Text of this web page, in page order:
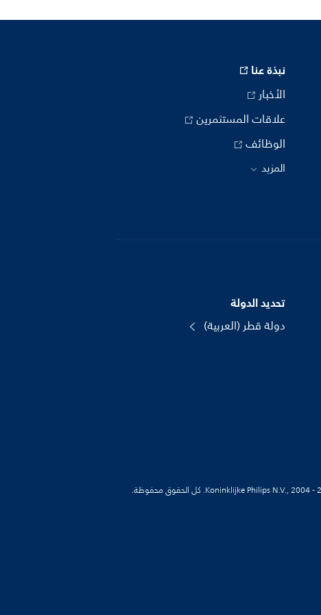
نبذة عنا
الأخبار
علاقات المستثمرين
الوظائف
المزيد
تحديد الدولة
دولة قطر (العربية)